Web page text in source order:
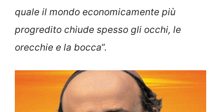
quale il mondo economicamente più
progredito chiude spesso gli occhi, le
orecchie e la bocca”.